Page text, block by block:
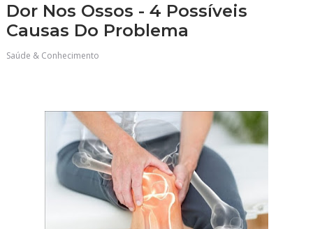
Dor Nos Ossos - 4 Possíveis
Causas Do Problema
Saúde & Conhecimento